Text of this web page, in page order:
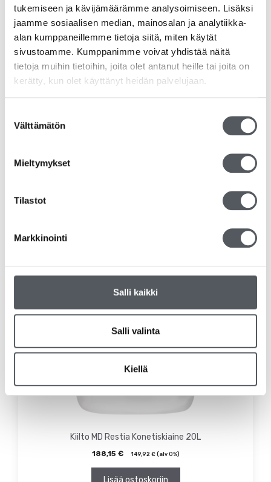
tukemiseen ja kävijämäärämme analysoimiseen. Lisäksi
jaamme sosiaalisen median, mainosalan ja analytiikka-
alan kumppaneillemme tietoja siitä, miten käytät
sivustoamme. Kumppanimme voivat yhdistää näitä
tietoja muihin tietoihin, joita olet antanut heille tai joita on
kerätty, kun olet käyttänyt heidän palvelujaan.
valinta
Välttämätön
Mieltymykset
Tilastot
Markkinointi
Salli kaikki
Salli valinta
Kiellä
Ainesosat:
Yleispuhdistus:Entsyymit, mikrobit,
natriumkarbonaatti, sitruunahappo, ionittomia
tensidejä <5%, kationisia tensidejä <5%. pH 6
Keittiö:Entsyymit, mikrobit, natriumkarbonaatti,
ionittomia tensidejä <5%, kationisia tensidejä <5%. pH
natriumkarbonaatti, sitruunahappo, ionittomia
Tutustu myös
Kiilto MD Restia Konetiskiaine 20L
188,15 € 149,92 €(alv 0%)